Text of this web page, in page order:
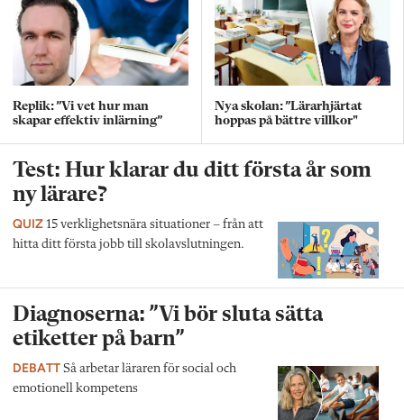
Replik: ”Vi vet hur man
skapar effektiv inlärning”
Nya skolan: ”Lärarhjärtat
hoppas på bättre villkor"
Test: Hur klarar du ditt första år som
ny lärare?
QUIZ 15 verklighetsnära situationer – från att
hitta ditt första jobb till skolavslutningen.
Diagnoserna: ”Vi bör sluta sätta
etiketter på barn”
DEBATT Så arbetar läraren för social och
emotionell kompetens